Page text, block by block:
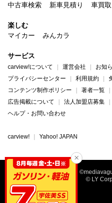
中古車検索
新車見積り 車買取
楽しむ
マイカー
みんカラ
サービス
carview!について 運営会社 お知
プライバシーセンター
利用規約
コンテンツ制作ポリシー
著者一覧
広告掲載について
法人加盟店募集
ヘルプ・お問い合わせ
carview! Yahoo! JAPAN
© LY